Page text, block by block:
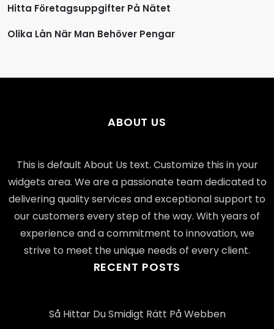
Hitta Företagsuppgifter På Nätet
Olika Lån När Man Behöver Pengar
ABOUT US
This is default About Us text. Customize this in your
widgets area. We are a passionate team dedicated to
delivering quality services and exceptional support to
our customers every step of the way. With years of
experience and a commitment to innovation, we
strive to meet the unique needs of every client.
RECENT POSTS
Så Hittar Du Smidigt Rätt På Webben